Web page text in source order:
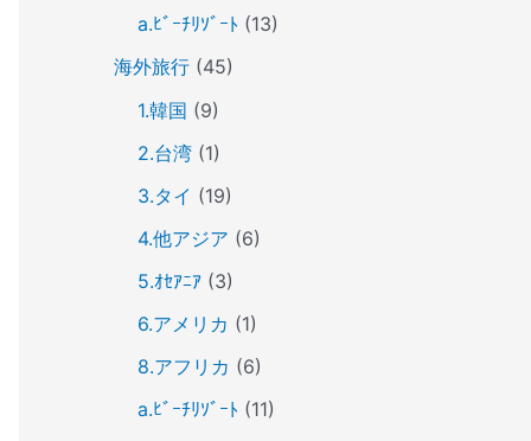
a.ﾋﾞｰﾁﾘｿﾞｰﾄ (13)
海外旅行 (45)
1.韓国 (9)
2.台湾 (1)
3.タイ (19)
4.他アジア (6)
5.ｵｾｱﾆｱ (3)
6.アメリカ (1)
8.アフリカ (6)
a.ﾋﾞｰﾁﾘｿﾞｰﾄ (11)